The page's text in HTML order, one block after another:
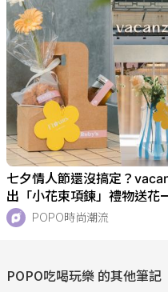
七夕情人節還沒搞定？
出「小花束項鍊」禮物送花
POPO時尚潮流
POPO吃喝玩樂 的其他筆記